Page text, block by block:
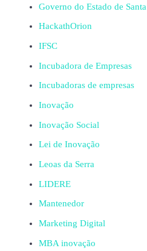
Governo do Estado de
HackathOrion
IFSC
Incubadora de Empresas
Incubadoras de empresas
Inovação
Inovação Social
Lei de Inovação
Leoas da Serra
LIDERE
Mantenedor
Marketing Digital
MBA inovação